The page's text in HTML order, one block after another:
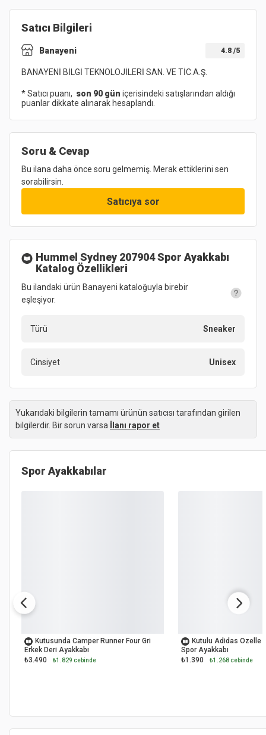
Satıcı Bilgileri
Banayeni 4.8 /5
BANAYENİ BİLGİ TEKNOLOJİLERİ SAN. VE TİC.A.Ş.
* Satıcı puanı, son 90 gün içerisindeki satışlarından aldığı
puanlar dikkate alınarak hesaplandı.
Soru & Cevap
Bu ilana daha önce soru gelmemiş. Merak ettiklerini sen
sorabilirsin.
Satıcıya sor
Hummel Sydney 207904 Spor Ayakkabı
Katalog Özellikleri
Bu ilandaki ürün Banayeni kataloğuyla birebir
eşleşiyor.
Türü Sneaker
Cinsiyet Unisex
Yukarıdaki bilgilerin tamamı ürünün satıcısı tarafından girilen
bilgilerdir. Bir sorun varsa İlanı rapor et
Spor Ayakkabılar
Kutusunda Camper Runner Four Gri
Erkek Deri Ayakkabı
₺3.490
₺1.829 cebinde
Kutulu Adidas Ozelle
Spor Ayakkabı
₺1.390
₺1.268 cebinde